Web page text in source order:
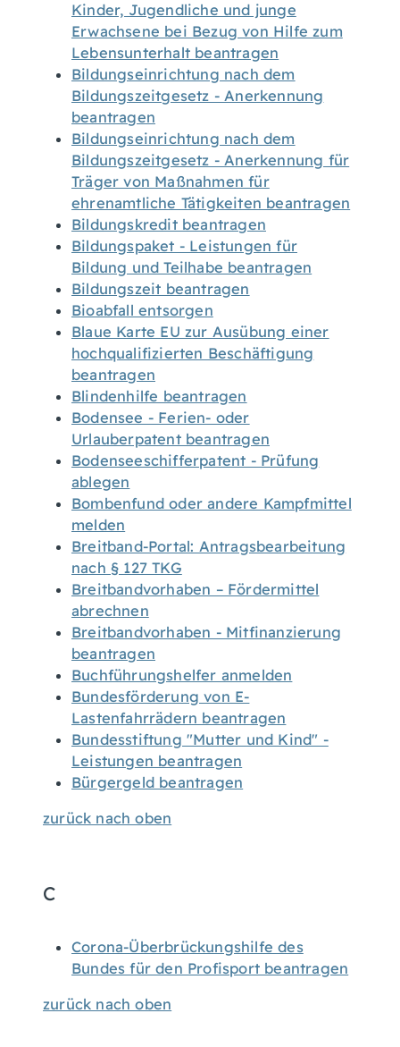
Kinder, Jugendliche und junge
Erwachsene bei Bezug von Hilfe zum
Lebensunterhalt beantragen
Bildungseinrichtung nach dem
Bildungszeitgesetz - Anerkennung
beantragen
Bildungseinrichtung nach dem
Bildungszeitgesetz - Anerkennung für
Träger von Maßnahmen für
ehrenamtliche Tätigkeiten beantragen
Bildungskredit beantragen
Bildungspaket - Leistungen für
Bildung und Teilhabe beantragen
Bildungszeit beantragen
Bioabfall entsorgen
Blaue Karte EU zur Ausübung einer
hochqualifizierten Beschäftigung
beantragen
Blindenhilfe beantragen
Bodensee - Ferien- oder
Urlauberpatent beantragen
Bodenseeschifferpatent - Prüfung
ablegen
Bombenfund oder andere Kampfmittel
melden
Breitband-Portal: Antragsbearbeitung
nach § 127 TKG
Breitbandvorhaben – Fördermittel
abrechnen
Breitbandvorhaben - Mitfinanzierung
beantragen
Buchführungshelfer anmelden
Bundesförderung von E-
Lastenfahrrädern beantragen
Bundesstiftung "Mutter und Kind" -
Leistungen beantragen
Bürgergeld beantragen
zurück nach oben
C
Corona-Überbrückungshilfe des
Bundes für den Profisport beantragen
zurück nach oben